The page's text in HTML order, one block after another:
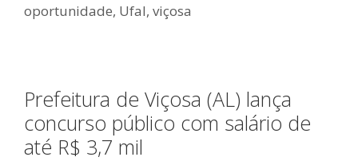
oportunidade, Ufal, viçosa
Prefeitura de Viçosa (AL) lança
concurso público com salário de
até R$ 3,7 mil